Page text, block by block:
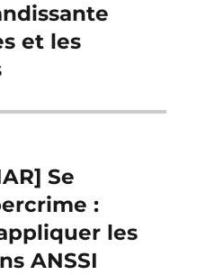
et les
Se
:
les
ANSSI